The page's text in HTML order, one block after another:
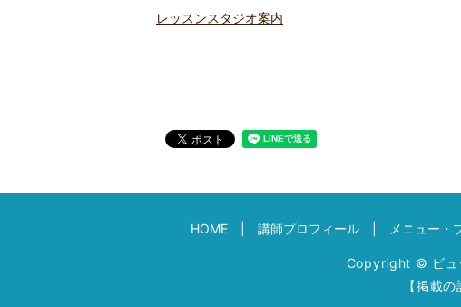
レッスンスタジオ案内
HOME 講師プロフィール メニュー・
Copyright © ビュ
【掲載